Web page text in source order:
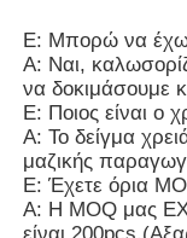
Ε: Μπορώ να έχω
Α: Ναι,
να δοκιμάσουμε
Ε: Ποιος είναι ο
Α: Το δείγμα
μαζικής
Ε: Έχετε όρια
Α: Η MOQ μας
είναι